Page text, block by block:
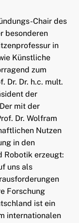
Chair des
besonderen
in
Künstliche
zum
Dr. Dr. h.c. mult.
der
mit der
Dr. Wolfram
Nutzen
in den
Robotik erzeugt:
uns als
Forschung
ist ein
internationalen